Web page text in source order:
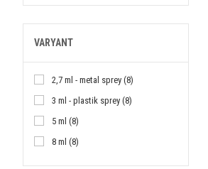
VARYANT
2,7 ml - metal sprey (8)
3 ml - plastik sprey (8)
5 ml (8)
8 ml (8)